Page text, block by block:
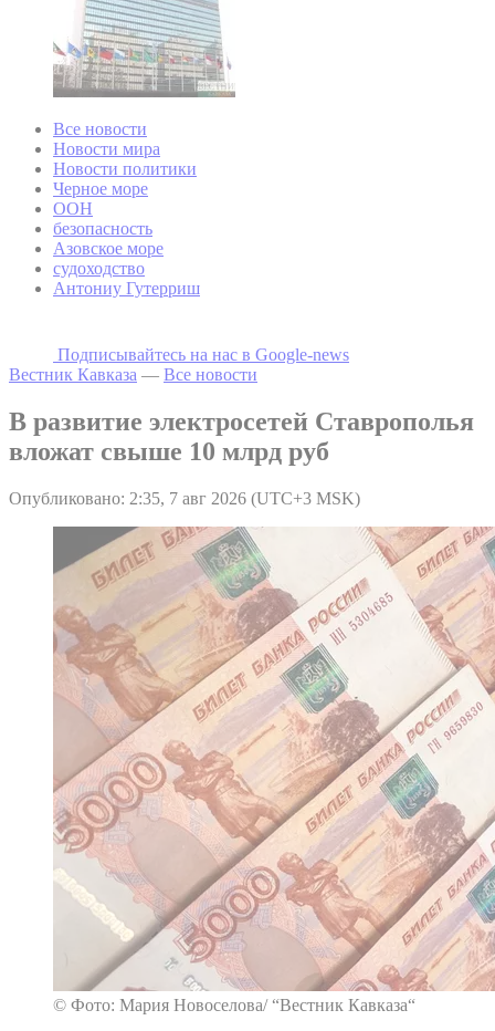
Все новости
Новости мира
Новости политики
Черное море
ООН
безопасность
Азовское море
судоходство
Антониу Гутерриш
Подписывайтесь на наc в Google-news
Вестник Кавказа — Все новости
В развитие электросетей Ставрополья
вложат свыше 10 млрд руб
Опубликовано: 2:35, 7 авг 2026 (UTC+3 MSK)
© Фото: Мария Новоселова/ “Вестник Кавказа“